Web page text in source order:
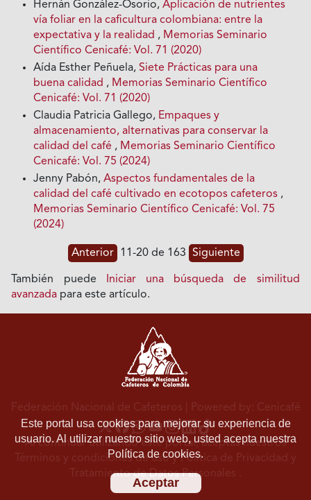
Hernán González-Osorio,Aplicación de nutrientes
vía foliar en la caficultura colombiana: entre la
expectativa y la realidad , Memorias Seminario
Científico Cenicafé: Vol. 71 (2020)
Aída Esther Peñuela,Siete Prácticas para una
buena calidad , Memorias Seminario Científico
Cenicafé: Vol. 71 (2020)
Claudia Patricia Gallego, Empaques y
almacenamiento, alternativas para conservar la
calidad del café , Memorias Seminario Científico
Cenicafé: Vol. 75 (2024)
Jenny Pabón,Aspectos fundamentales de la
calidad del café cultivado en ecotopos cafeteros ,
Memorias Seminario Científico Cenicafé: Vol. 75
(2024)
Anterior 11-20 de 163 Siguiente
También puede
Iniciar una búsqueda de similitud
avanzada para este artículo.
Este portal usa cookies para mejorar su experiencia de
usuario. Al utilizar nuestro sitio web, usted acepta nuestra
Política de cookies.
Aceptar
Federación Nacional de Cafeteros | Powered by: Cenicafé
Al continuar utilizando este portal, aceptas nuestros
Términos y condiciones de usoyPolítica de Privacidad y
Tratamiento de Datos Personales